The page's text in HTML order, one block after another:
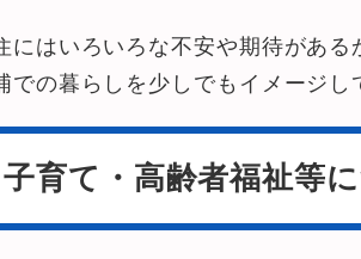
にはいろいろな不安や期待がある
での暮らしを少しでもイメージし
子育て・高齢者福祉等